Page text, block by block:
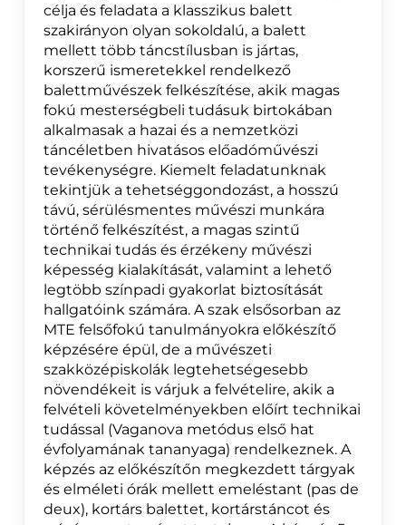
célja és feladata a klasszikus balett
szakirányon olyan sokoldalú, a balett
mellett több táncstílusban is jártas,
korszerű ismeretekkel rendelkező
balettművészek felkészítése, akik magas
fokú mesterségbeli tudásuk birtokában
alkalmasak a hazai és a nemzetközi
táncéletben hivatásos előadóművészi
tevékenységre. Kiemelt feladatunknak
tekintjük a tehetséggondozást, a hosszú
távú, sérülésmentes művészi munkára
történő felkészítést, a magas szintű
technikai tudás és érzékeny művészi
képesség kialakítását, valamint a lehető
legtöbb színpadi gyakorlat biztosítását
hallgatóink számára. A szak elsősorban az
MTE felsőfokú tanulmányokra előkészítő
képzésére épül, de a művészeti
szakközépiskolák legtehetségesebb
növendékeit is várjuk a felvételire, akik a
felvételi követelményekben előírt technikai
tudással (Vaganova metódus első hat
évfolyamának tananyaga) rendelkeznek. A
képzés az előkészítőn megkezdett tárgyak
és elméleti órák mellett emeléstant (pas de
deux), kortárs balettet, kortárstáncot és